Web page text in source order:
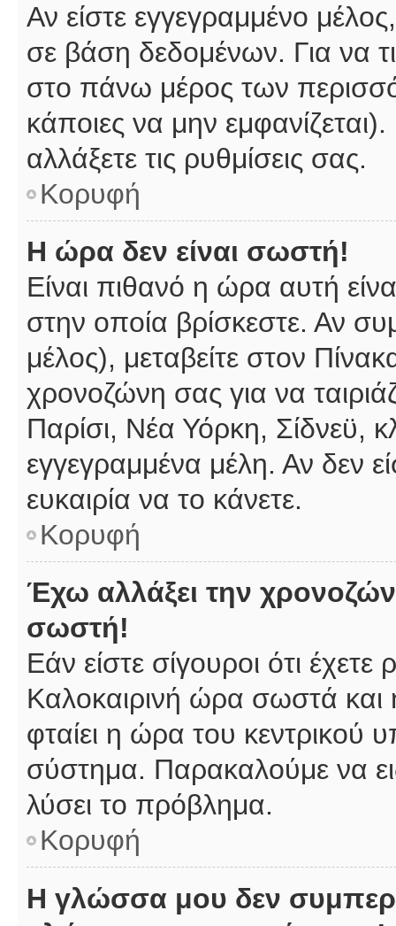
Αν είστε εγγεγραμμένο
σε βάση δεδομένων. Για να
στο πάνω μέρος των
κάποιες να μην
αλλάξετε τις ρυθμίσεις σας.
Κορυφή
Η ώρα δεν είναι σωστή!
Είναι πιθανό η ώρα αυτή
στην οποία βρίσκεστε. Αν
μέλος), μεταβείτε στον
χρονοζώνη σας για να
Παρίσι, Νέα Υόρκη, Σίδνεϋ,
εγγεγραμμένα μέλη. Αν δεν
ευκαιρία να το κάνετε.
Κορυφή
Έχω αλλάξει την
σωστή!
Εάν είστε σίγουροι ότι
Καλοκαιρινή ώρα σωστά και
φταίει η ώρα του κεντρικού
σύστημα. Παρακαλούμε να
λύσει το πρόβλημα.
Κορυφή
Η γλώσσα μου δεν